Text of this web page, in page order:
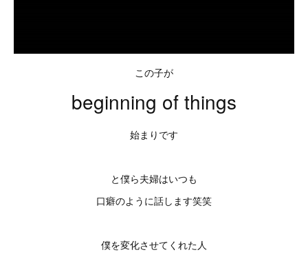
この子が
beginning of things
始まりです
と僕ら夫婦はいつも
口癖のように話します笑笑
僕を変化させてくれた人